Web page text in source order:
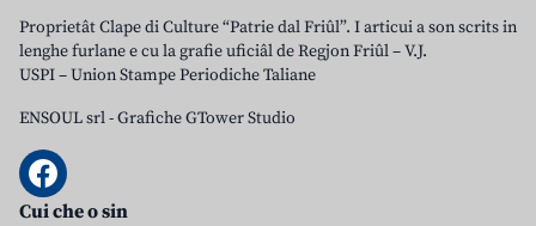
Proprietât Clape di Culture “Patrie dal Friûl”. I articui a son scrits in
lenghe furlane e cu la grafie uficiâl de Regjon Friûl – V.J.
USPI – Union Stampe Periodiche Taliane
ENSOUL srl-Grafiche GTower Studio
Cui che o sin